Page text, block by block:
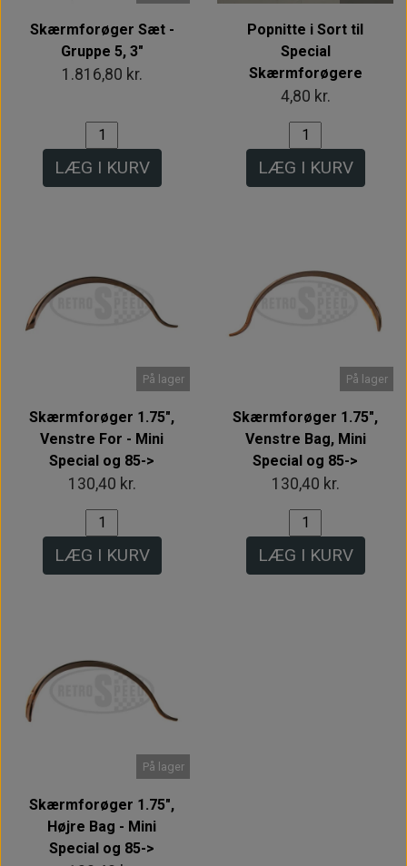
Skærmforøger Sæt -
Gruppe 5, 3"
1.816,80 kr.
LÆG I KURV
Popnitte i Sort til
Special
Skærmforøgere
4,80 kr.
LÆG I KURV
På lager
Skærmforøger 1.75",
Venstre For - Mini
Special og 85->
130,40 kr.
LÆG I KURV
På lager
Skærmforøger 1.75",
Venstre Bag, Mini
Special og 85->
130,40 kr.
LÆG I KURV
På lager
Skærmforøger 1.75",
Højre Bag - Mini
Special og 85->